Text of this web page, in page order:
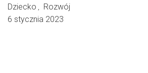
Dziecko ,
Rozwój
6 stycznia 2023